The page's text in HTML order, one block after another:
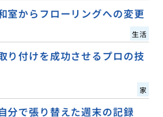
室からフローリングへの変更
生活
り付けを成功させるプロの技
家
分で張り替えた週末の記録